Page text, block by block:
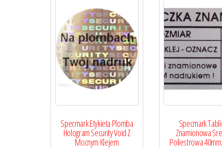
Specmark Etykieta Plomba
Hologram Security Void Z
Mocnym Klejem
Specmark
Znamionowa
Poliestrowa